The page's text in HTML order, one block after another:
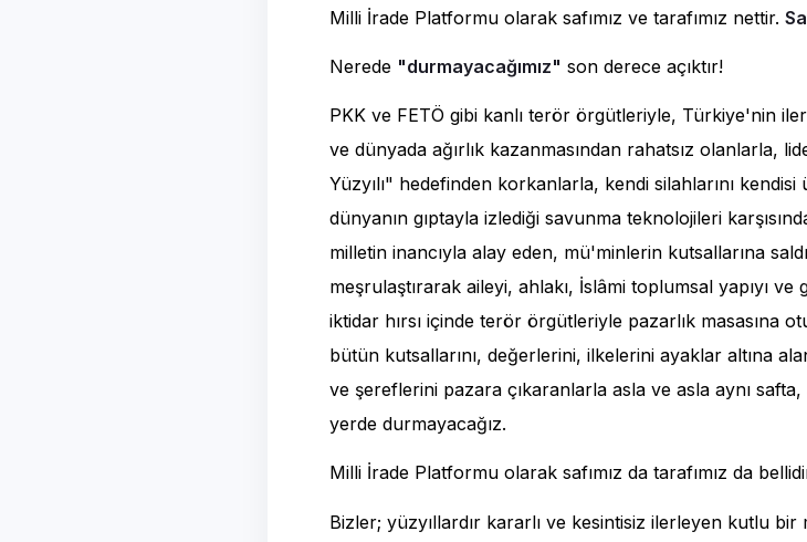
Milli İrade Platformu olarak safımız ve tarafımız nettir.
Nerede "durmayacağımız" son derece açıktır!
PKK ve FETÖ gibi kanlı terör örgütleriyle, Türkiye'nin
ve dünyada ağırlık kazanmasından rahatsız olanlarla,
Yüzyılı" hedefinden korkanlarla, kendi silahlarını
dünyanın gıptayla izlediği savunma teknolojileri
milletin inancıyla alay eden, mü'minlerin kutsallarına
meşrulaştırarak aileyi, ahlakı, İslâmi toplumsal yapıyı
iktidar hırsı içinde terör örgütleriyle pazarlık masasına
bütün kutsallarını, değerlerini, ilkelerini ayaklar altına
ve şereflerini pazara çıkaranlarla asla ve asla aynı
yerde durmayacağız.
Milli İrade Platformu olarak safımız da tarafımız da
Bizler; yüzyıllardır kararlı ve kesintisiz ilerleyen kutlu